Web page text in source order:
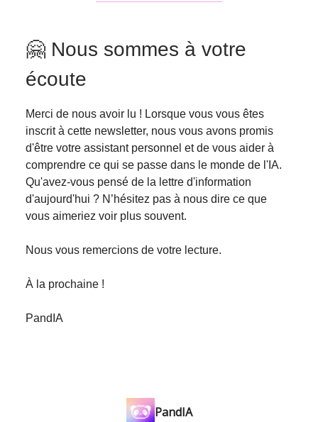
🤗 Nous sommes à votre
écoute
Merci de nous avoir lu ! Lorsque vous vous êtes
inscrit à cette newsletter, nous vous avons promis
d'être votre assistant personnel et de vous aider à
comprendre ce qui se passe dans le monde de l'IA.
Qu'avez-vous pensé de la lettre d'information
d'aujourd'hui ? N’hésitez pas à nous dire ce que
vous aimeriez voir plus souvent.
Nous vous remercions de votre lecture.
À la prochaine !
PandIA
PandIA